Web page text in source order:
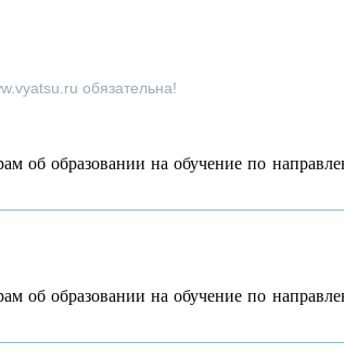
обязательна!
об образовании на обучение по
об образовании на обучение по